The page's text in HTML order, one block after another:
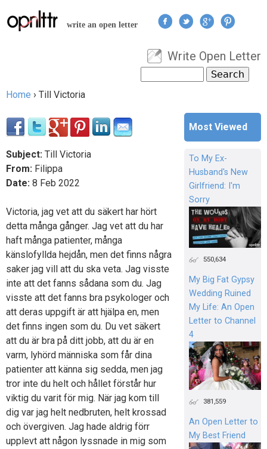
Jump to navigation
write an open letter
User menu
Write Open Letter
Search form
Home › Till Victoria
Subject: Till Victoria
From: Filippa
Date: 8 Feb 2022
Victoria, jag vet att du säkert har hört
detta många gånger. Jag vet att du har
haft många patienter, många
känslofyllda hejdån, men det finns några
saker jag vill att du ska veta. Jag visste
inte att det fanns sådana som du. Jag
visste att det fanns bra psykologer och
att deras uppgift är att hjälpa en, men
det finns ingen som du. Du vet säkert
att du är bra på ditt jobb, att du är en
varm, lyhörd människa som får dina
patienter att känna sig sedda, men jag
tror inte du helt och hållet förstår hur
viktig du varit för mig. När jag kom till
dig var jag helt nedbruten, helt krossad
och övergiven. Jag hade aldrig förr
upplevt att någon lyssnade in mig som
Most Viewed
To My Ex-
Husband's New
Girlfriend: I'm
Sorry
550,634
My Big Fat Gypsy
Wedding Ruined
My Life: An Open
Letter to Channel
4
381,559
An Open Letter to
My Best Friend